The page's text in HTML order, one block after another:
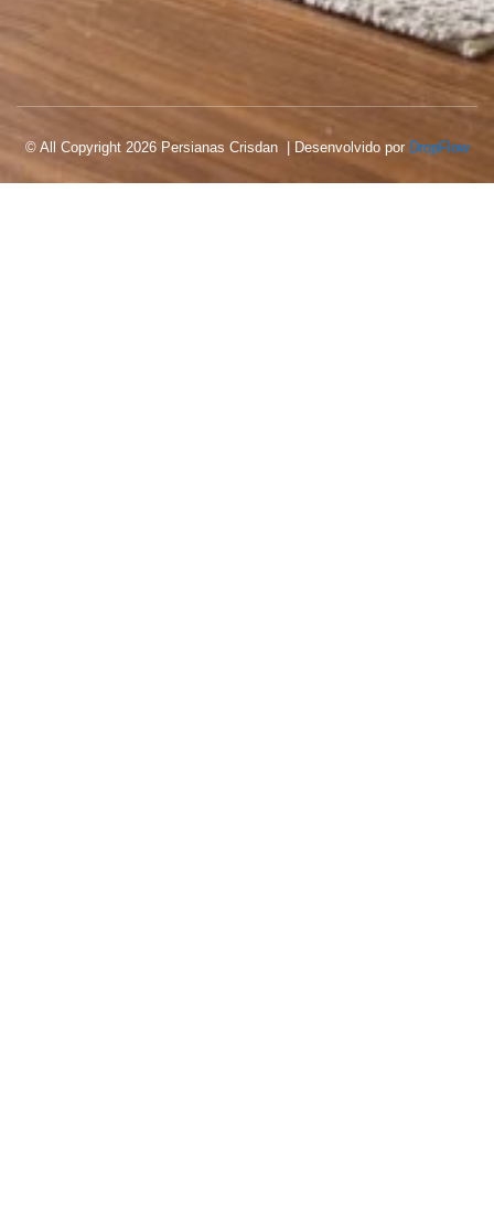
© All Copyright 2026 Persianas Crisdan | Desenvolvido por DropFlow